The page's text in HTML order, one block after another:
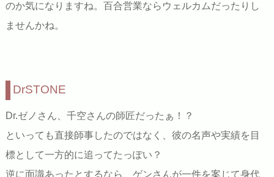
のか気になりますね。百合営業ならウェルカムだったりし
ませんかね。
DrSTONE
Dr.ゼノさん、千空さんの師匠だったぁ！？
といっても直接師事したのではなく、彼の名声や実績を目
標として一方的に追ってたっぽい？
逆に面識あったとするなら、ゲンさんが一件を案じて身代